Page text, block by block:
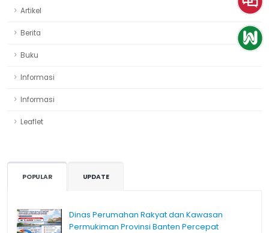
Artikel
Berita
Buku
Informasi
Informasi
Leaflet
POPULAR UPDATE
Dinas Perumahan Rakyat dan Kawasan
Permukiman Provinsi Banten Percepat